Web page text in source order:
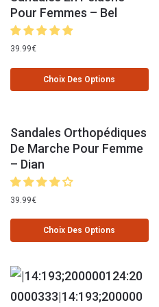
Pour Femmes – Bel
39.99€
Choix Des Options
Sandales Orthopédiques
De Marche Pour Femme
– Dian
39.99€
Choix Des Options